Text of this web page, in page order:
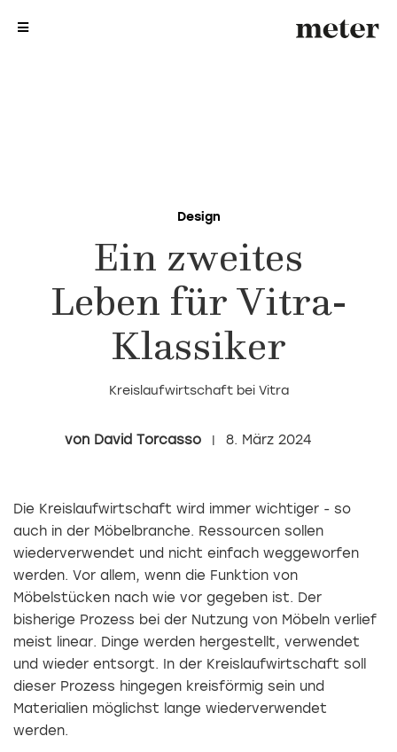
Design
Ein zweites
Leben für Vitra-
Klassiker
Kreislaufwirtschaft bei Vitra
David Torcasso 8. März 2024
Die Kreislaufwirtschaft wird immer wichtiger - so
auch in der Möbelbranche. Ressourcen sollen
wiederverwendet und nicht einfach weggeworfen
werden. Vor allem, wenn die Funktion von
Möbelstücken nach wie vor gegeben ist. Der
bisherige Prozess bei der Nutzung von Möbeln verlief
meist linear. Dinge werden hergestellt, verwendet
und wieder entsorgt. In der Kreislaufwirtschaft soll
dieser Prozess hingegen kreisförmig sein und
Materialien möglichst lange wiederverwendet
werden.